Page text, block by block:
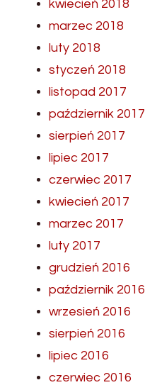
kwiecień 2018
marzec 2018
luty 2018
styczeń 2018
listopad 2017
październik 2017
sierpień 2017
lipiec 2017
czerwiec 2017
kwiecień 2017
marzec 2017
luty 2017
grudzień 2016
październik 2016
wrzesień 2016
sierpień 2016
lipiec 2016
czerwiec 2016